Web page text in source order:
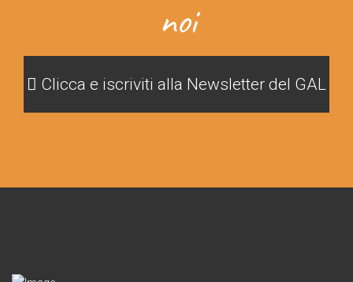
noi
Clicca e iscriviti alla Newsletter del GAL